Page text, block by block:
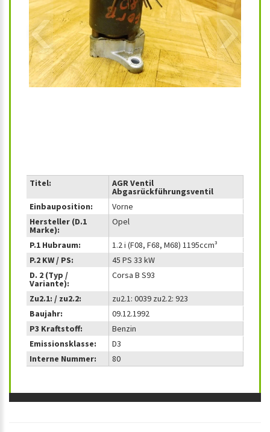
‹ ›
Titel: AGR Ventil
Abgasrückführungsventil
Einbauposition:
Vorne
Hersteller (D.1
Marke):
Opel
P.1 Hubraum:
1.2 i (F08, F68, M68) 1195ccm³
P.2 KW / PS:
45 PS 33 kW
D. 2 (Typ /
Variante):
Corsa B S93
Zu2.1: / zu2.2:
zu2.1: 0039 zu2.2: 923
Baujahr:
09.12.1992
P3 Kraftstoff:
Benzin
Emissionsklasse:
D3
Interne Nummer:
80